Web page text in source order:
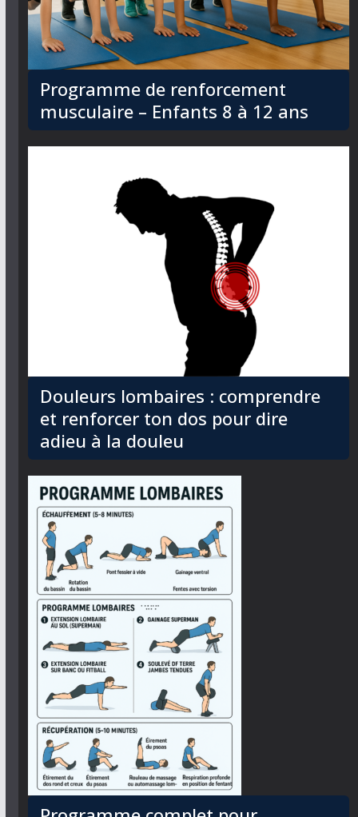
Programme de renforcement
musculaire – Enfants 8 à 12 ans
Douleurs lombaires : comprendre
et renforcer ton dos pour dire
adieu à la douleu